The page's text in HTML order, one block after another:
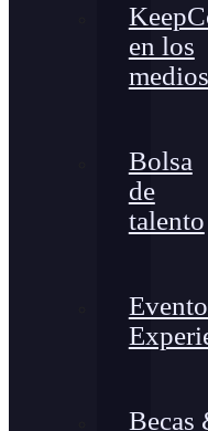
en los
medios
Bolsa
de
talento
Becas